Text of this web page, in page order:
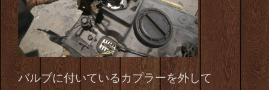
バルブに付いているカプラーを外して